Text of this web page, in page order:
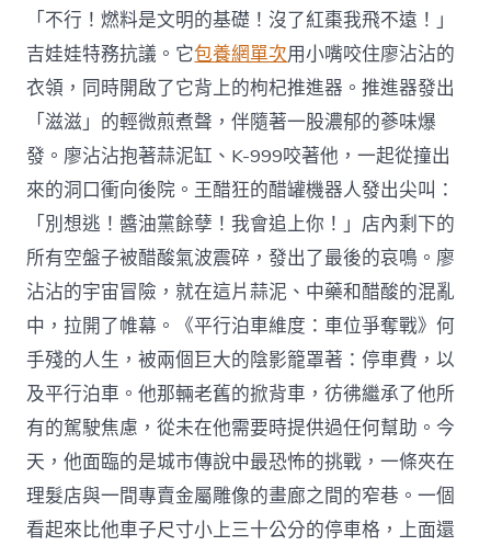
「不行！燃料是文明的基礎！沒了紅棗我飛不遠！」
吉娃娃特務抗議。它包養網單次用小嘴咬住廖沾沾的
衣領，同時開啟了它背上的枸杞推進器。推進器發出
「滋滋」的輕微煎煮聲，伴隨著一股濃郁的蔘味爆
發。廖沾沾抱著蒜泥缸、K-999咬著他，一起從撞出
來的洞口衝向後院。王醋狂的醋罐機器人發出尖叫：
「別想逃！醬油黨餘孽！我會追上你！」店內剩下的
所有空盤子被醋酸氣波震碎，發出了最後的哀鳴。廖
沾沾的宇宙冒險，就在這片蒜泥、中藥和醋酸的混亂
中，拉開了帷幕。《平行泊車維度：車位爭奪戰》何
手殘的人生，被兩個巨大的陰影籠罩著：停車費，以
及平行泊車。他那輛老舊的掀背車，彷彿繼承了他所
有的駕駛焦慮，從未在他需要時提供過任何幫助。今
天，他面臨的是城市傳說中最恐怖的挑戰，一條夾在
理髮店與一間專賣金屬雕像的畫廊之間的窄巷。一個
看起來比他車子尺寸小上三十公分的停車格，上面還